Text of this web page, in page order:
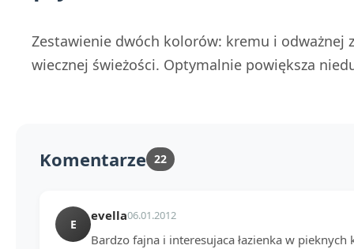
Zestawienie dwóch kolorów: kremu i odważnej
wiecznej świeżości. Optymalnie powiększa
Komentarze 22
E
evella06.01.2012
Bardzo fajna i interesujaca łazienka w